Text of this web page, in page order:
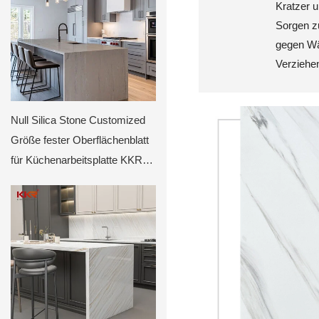
Null Silica Stone Customized
Größe fester Oberflächenblatt
für Küchenarbeitsplatte KKR-
Kratzer
Sorgen
gegen